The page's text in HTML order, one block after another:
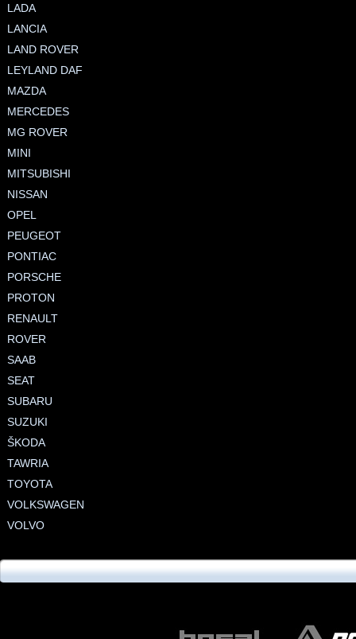
LADA
LANCIA
LAND ROVER
LEYLAND DAF
MAZDA
MERCEDES
MG ROVER
MINI
MITSUBISHI
NISSAN
OPEL
PEUGEOT
PONTIAC
PORSCHE
PROTON
RENAULT
ROVER
SAAB
SEAT
SUBARU
SUZUKI
ŠKODA
TAWRIA
TOYOTA
VOLKSWAGEN
VOLVO